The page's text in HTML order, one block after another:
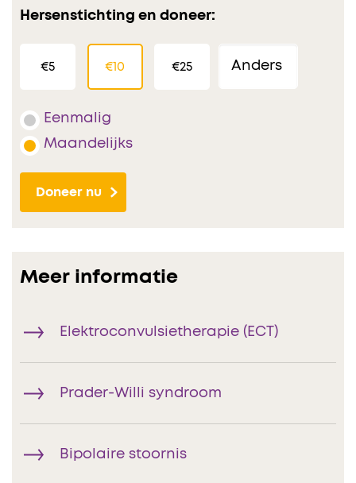
Hersenstichting en doneer:
€5 €10 €25
Eenmalig
Maandelijks
Doneer nu
Meer informatie
Elektroconvulsietherapie (ECT)
Prader-Willi syndroom
Bipolaire stoornis